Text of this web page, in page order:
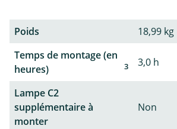
Poids
18,99 kg
Temps de montage (en
heures)
3 3,0 h
Lampe C2
supplémentaire à
monter
Non